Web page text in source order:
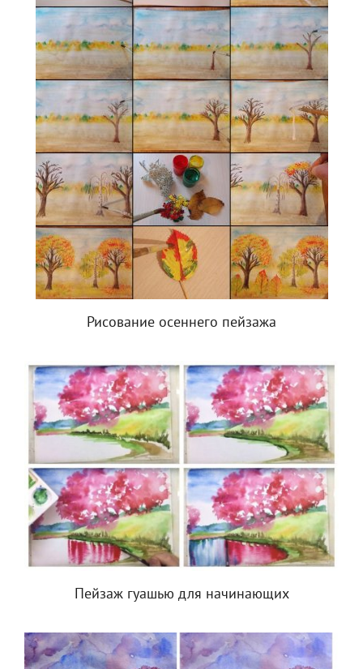
Рисование осеннего пейзажа
Пейзаж гуашью для начинающих